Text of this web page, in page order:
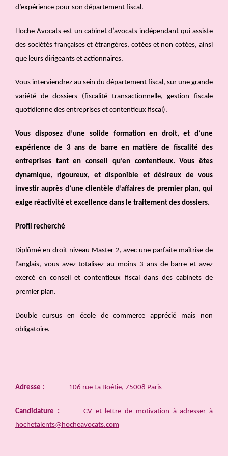
d’expérience pour son département fiscal.
Hoche Avocats est un cabinet d’avocats indépendant qui assiste
des sociétés françaises et étrangères, cotées et non cotées, ainsi
que leurs dirigeants et actionnaires.
Vous interviendrez au sein du département fiscal, sur une grande
variété de dossiers (fiscalité transactionnelle, gestion fiscale
quotidienne des entreprises et contentieux fiscal).
Vous disposezd’une solide formation en droit, et d’une
expérience de 3 ans de barre en matière de fiscalité des
entreprises tant en conseil qu’en contentieux. Vous êtes
dynamique, rigoureux, et disponible et désireux de vous
investir auprès d’une clientèle d’affaires de premier plan, qui
exige réactivité et excellence dans le traitement des dossiers.
Profil recherché
Diplômé en droit niveau Master 2, avec une parfaite maîtrise de
l’anglais, vous avez totalisez au moins 3 ans de barre et avez
exercé en conseil et contentieux fiscal dans des cabinets de
premier plan.
Double cursus en école de commerce apprécié mais non
obligatoire.
Adresse : 106 rue La Boétie, 75008 Paris
Candidature : CV et lettre de motivation à adresser à
hochetalents@hocheavocats.com